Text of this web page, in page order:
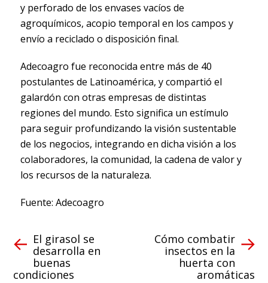
y perforado de los envases vacíos de
agroquímicos, acopio temporal en los campos y
envío a reciclado o disposición final.
Adecoagro fue reconocida entre más de 40
postulantes de Latinoamérica, y compartió el
galardón con otras empresas de distintas
regiones del mundo. Esto significa un estímulo
para seguir profundizando la visión sustentable
de los negocios, integrando en dicha visión a los
colaboradores, la comunidad, la cadena de valor y
los recursos de la naturaleza.
Fuente: Adecoagro
El girasol se
desarrolla en
buenas
condiciones
Cómo combatir
insectos en la
huerta con
aromáticas